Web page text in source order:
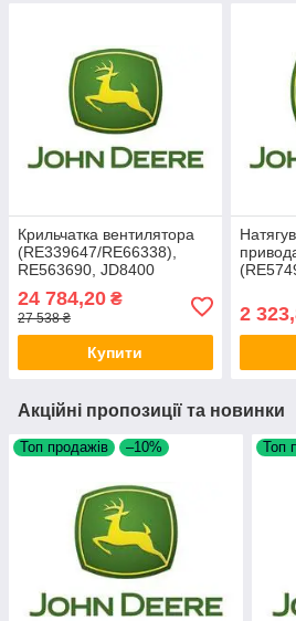
Крильчатка вентилятора
(RE339647/RE66338),
RE563690, JD8400
24 784,20 ₴
27 538 ₴
Купити
2
Акційні пропозиції та новинки
Топ продажів –10% Топ